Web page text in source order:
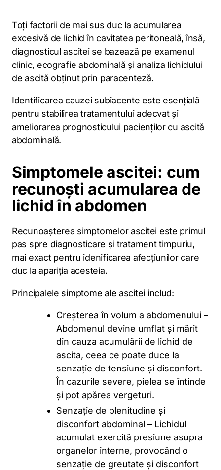
Toți factorii de mai sus duc la acumularea
excesivă de lichid în cavitatea peritoneală, însă,
diagnosticul ascitei se bazează pe examenul
clinic, ecografie abdominală și analiza lichidului
de ascită obținut prin paracenteză.
Identificarea cauzei subiacente este esențială
pentru stabilirea tratamentului adecvat și
ameliorarea prognosticului pacienților cu ascită
abdominală.
Simptomele ascitei: cum
recunoști acumularea de
lichid în abdomen
Recunoașterea simptomelor ascitei este primul
pas spre diagnosticare și tratament timpuriu,
mai exact pentru idenificarea afecțiunilor care
duc la apariția acesteia.
Principalele simptome ale ascitei includ:
Creșterea în volum a abdomenului –
Abdomenul devine umflat și mărit
din cauza acumulării de lichid de
ascita, ceea ce poate duce la
senzație de tensiune și disconfort.
În cazurile severe, pielea se întinde
și pot apărea vergeturi.
Senzație de plenitudine și
disconfort abdominal – Lichidul
acumulat exercită presiune asupra
organelor interne, provocând o
senzație de greutate și disconfort